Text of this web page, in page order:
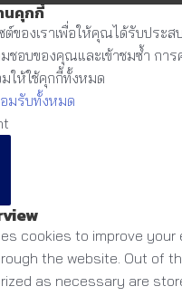
นคุกกี้
ซต์ของเราเพื่อให้คุณได้รับประ
ชอบของคุณและเข้าชมซ้ำ กา
ให้ใช้คุกกี้ทั้งหมด
มรับทั้งหมด
cookies to improve your
the website. Out of
as necessary are